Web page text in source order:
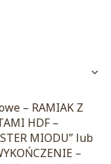
– RAMIAK Z
HDF –
MIODU” lub
–